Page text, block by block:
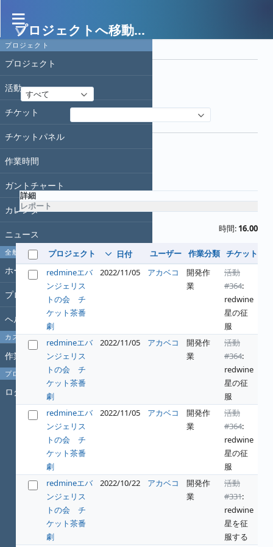
プロジェクト
プロジェクト
活動
チケット
チケットパネル
作業時間
ガントチャート
カレンダー
ニュース
全般
ホーム
プロジェクト
ヘルプ
カスタムクエリ
作業時間
プロフィール
ログイン
プロジェクトへ移動...
作業時間
フィルタ
すべて
フィルタ追加
オプション
適用
詳細
レポート
時間: 16.00
プロジェクト 日付 ユーザー 作業分類 チケット
redmineエバ
ンジェリス
トの会 チ
ケット茶番
劇
2022/11/05 アカベコ
開発作
業
活動
#364:
redwine
星の征
服
redmineエバ
ンジェリス
トの会 チ
ケット茶番
劇
2022/11/05 アカベコ
開発作
業
活動
#364:
redwine
星の征
服
redmineエバ
ンジェリス
トの会 チ
ケット茶番
劇
2022/11/05 アカベコ
開発作
業
活動
#364:
redwine
星の征
服
redmineエバ
ンジェリス
トの会 チ
ケット茶番
劇
2022/10/22 アカベコ
開発作
業
活動
#331:
redwine
星を征
服する